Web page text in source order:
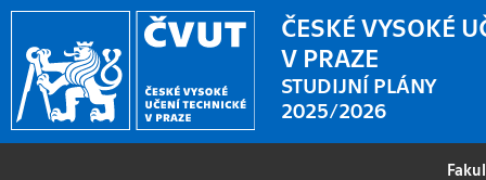
ČESKÉ VYSOKÉ
V PRAZE
STUDIJNÍ PLÁNY
2025/2026